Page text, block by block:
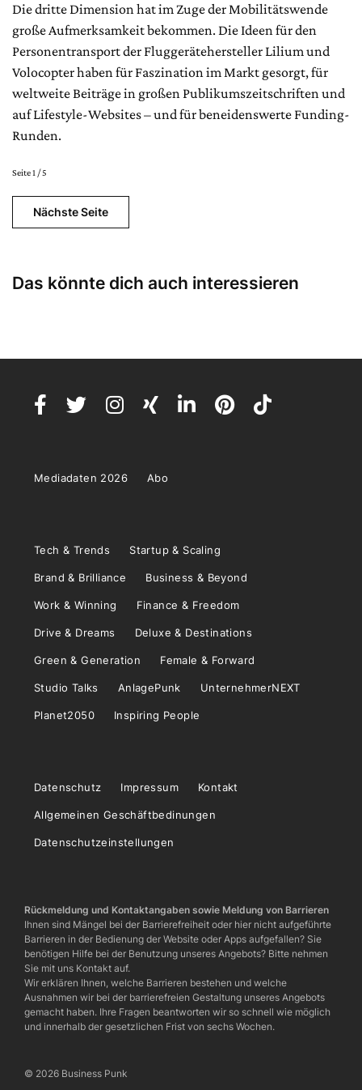
Die dritte Dimension hat im Zuge der Mobilitätswende
große Aufmerksamkeit bekommen. Die Ideen für den
Personentransport der Fluggerätehersteller Lilium und
Volocopter haben für Faszination im Markt gesorgt, für
weltweite Beiträge in großen Publikumszeitschriften und
auf Lifestyle-Websites – und für beneidenswerte Funding-
Runden.
Seite 1 / 5
Nächste Seite
Das könnte dich auch interessieren
Mediadaten 2026 Abo
Tech & Trends Startup & Scaling
Brand & Brilliance Business & Beyond
Work & Winning Finance & Freedom
Drive & Dreams Deluxe & Destinations
Green & Generation Female & Forward
Studio Talks AnlagePunk UnternehmerNEXT
Planet2050 Inspiring People
Datenschutz Impressum Kontakt
Allgemeinen Geschäftbedinungen
Datenschutzeinstellungen
Rückmeldung und Kontaktangaben sowie Meldung von Barrieren
Ihnen sind Mängel bei der Barrierefreiheit oder hier nicht aufgeführte
Barrieren in der Bedienung der Website oder Apps aufgefallen? Sie
benötigen Hilfe bei der Benutzung unseres Angebots? Bitte nehmen
Sie mit uns Kontakt auf.
Wir erklären Ihnen, welche Barrieren bestehen und welche
Ausnahmen wir bei der barrierefreien Gestaltung unseres Angebots
gemacht haben. Ihre Fragen beantworten wir so schnell wie möglich
und innerhalb der gesetzlichen Frist von sechs Wochen.
© 2026 Business Punk